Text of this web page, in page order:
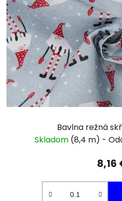
Bavlna režná
Skladom (8,4 m)
8,16